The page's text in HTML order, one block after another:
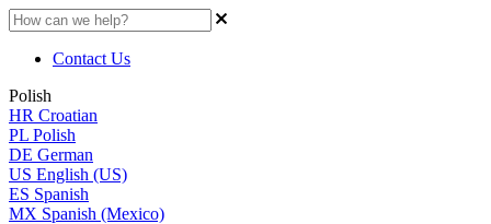
Contact Us
Polish
HR Croatian
PL Polish
DE German
US English (US)
ES Spanish
MX Spanish (Mexico)